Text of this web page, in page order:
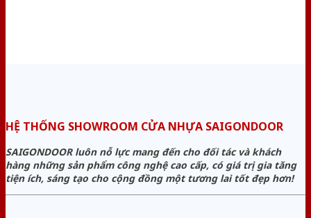
HỆ THỐNG SHOWROOM CỬA NHỰA SAIGONDOOR
SAIGONDOOR luôn nỗ lực mang đến cho đối tác và khách
hàng những sản phẩm công nghệ cao cấp, có giá trị gia tăng
tiện ích, sáng tạo cho cộng đồng một tương lai tốt đẹp hơn!